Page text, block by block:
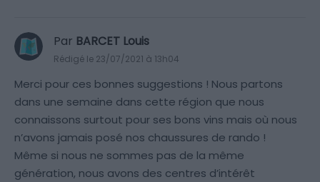
Par BARCET Louis
Rédigé le 23/07/2021 à 13h04
Merci pour ces bonnes suggestions ! Nous partons
dans une semaine dans cette région que nous
connaissons surtout pour ses bons vins mais où nous
n’avons jamais posé nos chaussures de rando !
Même si nous ne sommes pas de la même
génération, nous avons des centres d’intérêt